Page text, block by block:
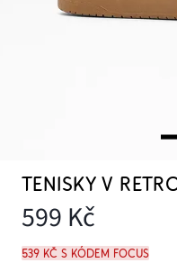
TENISKY V
599 Kč
539 Kč s kódem FOCUS